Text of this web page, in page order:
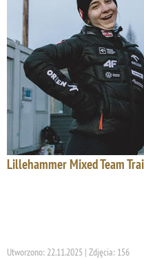
Lillehammer Mixed Team
Utworzono: 22.11.2025 | Zdjęcia: 156